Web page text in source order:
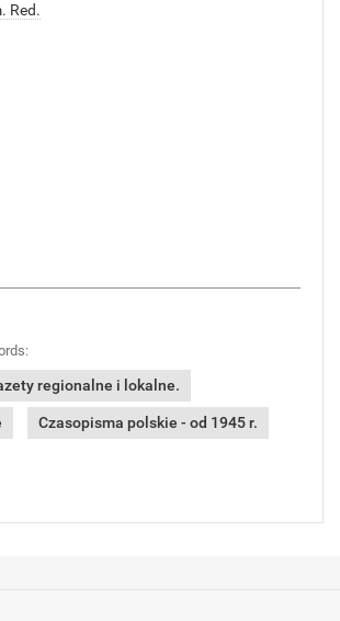
Red.
regionalne i lokalne.
Czasopisma polskie - od 1945 r.